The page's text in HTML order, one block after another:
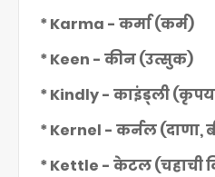
* Karma - कर्मा (कर्म)
* Keen - कीन (उत्सुक)
* Kindly - काइंड्ली
* Kernel - कर्नल (दाणा,
* Kettle - केटल (चहाची